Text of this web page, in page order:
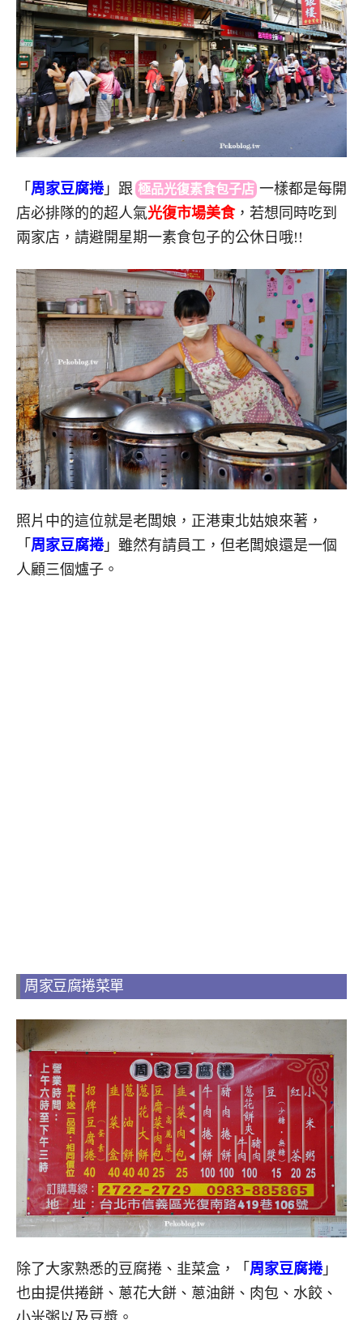
「 周家豆腐捲」 跟 極品光復素食包子店 一樣都是每開
店必排隊的的超人氣光復市場美食，若想同時吃到
兩家店，請避開星期一素食包子的公休日哦!!
照片中的這位就是老闆娘，正港東北姑娘來著，
「 周家豆腐捲」雖然有請員工，但老闆娘還是一個
人顧三個爐子。
周家豆腐捲菜單
除了大家熟悉的豆腐捲、韭菜盒，「 周家豆腐捲」
也由提供捲餅、蔥花大餅、蔥油餅、肉包、水餃、